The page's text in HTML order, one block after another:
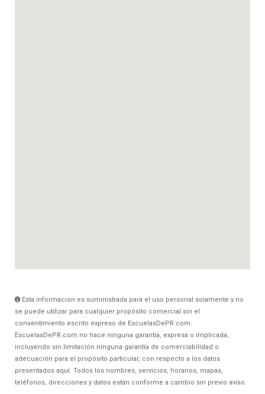
Esta información es suministrada para el uso personal solamente y no
se puede utilizar para cualquier propósito comercial sin el
consentimiento escrito expreso de EscuelasDePR.com.
EscuelasDePR.com no hace ninguna garantía, expresa o implicada,
incluyendo sin limitación ninguna garantía de comerciabilidad o
adecuación para el propósito particular, con respecto a los datos
presentados aquí. Todos los nombres, servicios, horarios, mapas,
teléfonos, direcciones y datos están conforme a cambio sin previo aviso.